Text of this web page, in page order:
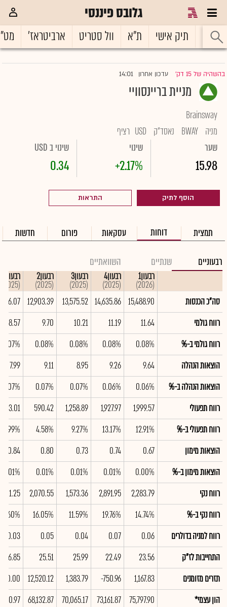
גלובס פיננסי
ראשי תיק אישי ת"א וול סטריט ארביטראז'
בהשהיה של 15 דק' |עדכון אחרון 14:01
מניית בריינסוויי
Brainsway
מניה BWAY נאסד"ק USD רציף
שער
15.98
שינוי
+2.17%
שינוי ב USD
0.34
הוסף לתיק התראות
תמצית דוחות עסקאות פורום חדשות
רבעוניים שנתיים השוואתיים
רבעון1
(2026)
רבעון4
(2025)
רבעון3
(2025)
רבעון2
(2025)
רבעון1
(2025)
סה"כ הכנסות
15,488.90
14,635.86
13,575.52
12,903.39
רווח גולמי
11.64
11.19
10.21
9.70
8.57
רווח גולמי ב-%
0.08%
0.08%
0.08%
0.08%
0.07%
הוצאות הנהלה
9.64
9.26
8.95
9.11
7.99
הוצאות הנהלה ב-%
0.06%
0.06%
0.07%
0.07%
0.07%
רווח תפעולי
1,999.57
1,927.97
1,258.89
590.42
573.01
רווח תפעולי ב-%
12.91%
13.17%
9.27%
4.58%
4.99%
הוצאות מימון
0.67
0.74
0.73
0.80
0.84
הוצאות מימון ב-%
0.00%
0.01%
0.01%
0.01%
0.01%
רווח נקי
2,283.79
2,891.95
1,573.36
2,070.55
רווח נקי ב-%
14.74%
19.76%
11.59%
16.05%
9.60%
רווח למניה בדולרים
0.06
0.07
0.04
0.05
0.03
התחייבות לז"ק
23.56
22.49
25.99
25.51
16.85
תזרים מזומנים
1,167.83
-750.96
1,383.79
12,520.12
הון עצמי*
75,797.90
73,161.87
70,065.17
68,132.87